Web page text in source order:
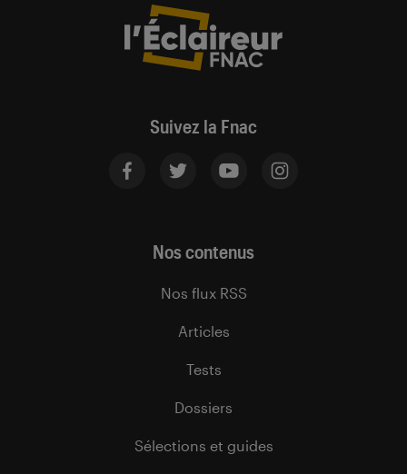
Suivez la Fnac
Nos contenus
Nos flux RSS
Articles
Tests
Dossiers
Sélections et guides